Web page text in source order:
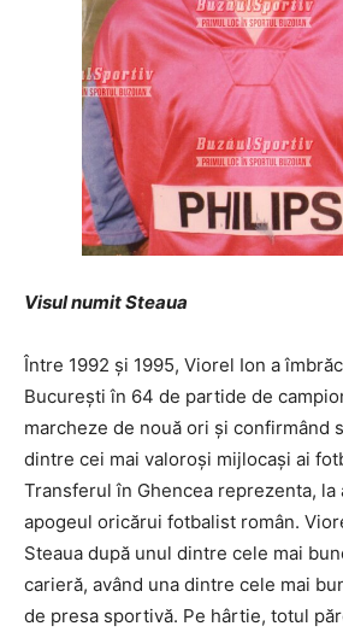
Visul numit Steaua
Între 1992 și 1995, Viorel Ion a
București în 64 de partide de
marcheze de nouă ori și confirmând
dintre cei mai valoroși mijlocași ai
Transferul în Ghencea reprezenta, la
apogeul oricărui fotbalist român.
Steaua după unul dintre cele mai
carieră, având una dintre cele mai
de presa sportivă. Pe hârtie, totul